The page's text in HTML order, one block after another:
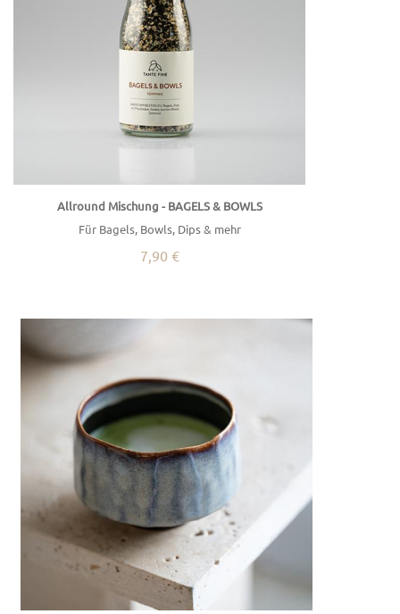
Allround Mischung - BAGELS & BOWLS
Für Bagels, Bowls, Dips & mehr
7,90 €